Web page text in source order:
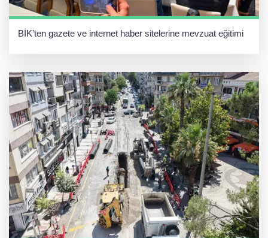
BİK’ten gazete ve internet haber sitelerine mevzuat eğitimi